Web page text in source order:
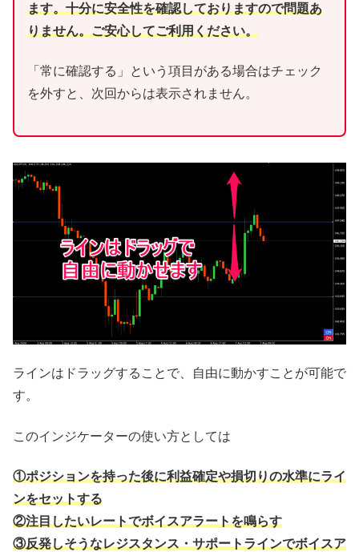
ます。十分に安全性を確認しておりますので問題あ
りません。ご安心してご利用ください。
「常に確認する」という項目がある場合はチェック
を外すと、次回からは表示されません。
ラインはドラッグすることで、自由に動かすことが可能で
す。
このインジケーターの使い方としては
①ポジションを持った後に利益確定や損切りの水準にライ
ンをセットする
②注目したいレートでボイスアラートを鳴らす
③反発しそうなレジスタンス・サポートラインでボイスア